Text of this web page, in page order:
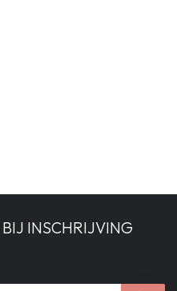
INSCHRIJVING